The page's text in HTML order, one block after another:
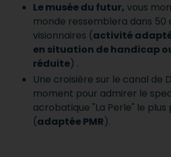
Le musée du futur, vous
monde ressemblera dans 50
visionnaires (activité
en situation de handicap
réduite) .
Une croisière sur le canal de
moment pour admirer le
acrobatique "La Perle" le plus
(adaptée PMR).